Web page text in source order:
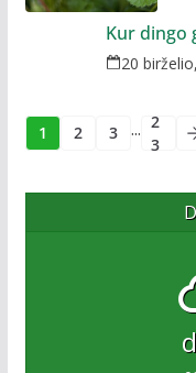
Kur dingo
20
1 2 3 ... 2
3